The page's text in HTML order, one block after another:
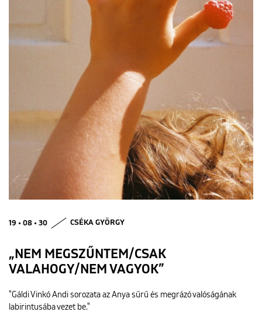
19 • 08 • 30 CSÉKA GYÖRGY
„NEM MEGSZŰNTEM/CSAK
VALAHOGY/NEM VAGYOK”
"Gáldi Vinkó Andi sorozata az Anya sűrű és megrázó valóságának
labirintusába vezet be."